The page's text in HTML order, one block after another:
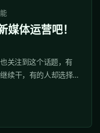
体运营吧！
关注到这个话题，有
续干，有的人却选择
接受现实了吗？那些
出路了吗？...